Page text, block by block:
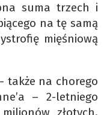
suma trzech i
na tę samą
mięśniową
także na chorego
– 2-letniego